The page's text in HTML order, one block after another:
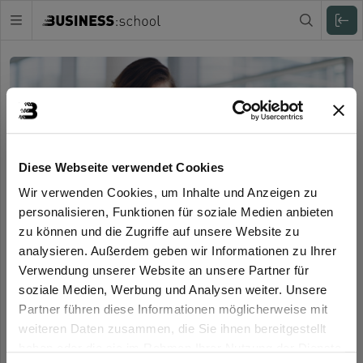
Diese Webseite verwendet Cookies
Wir verwenden Cookies, um Inhalte und Anzeigen zu
personalisieren, Funktionen für soziale Medien anbieten
zu können und die Zugriffe auf unsere Website zu
analysieren. Außerdem geben wir Informationen zu Ihrer
Verwendung unserer Website an unsere Partner für
soziale Medien, Werbung und Analysen weiter. Unsere
Partner führen diese Informationen möglicherweise mit
weiteren Daten zusammen, die Sie ihnen bereitgestellt
Zuklappen
Willkommen
Melde Dich in Deinem Online-Campus der
Business:school an, um fortzufahren.
Einloggen
Benutzername oder E-Mail-Adresse: